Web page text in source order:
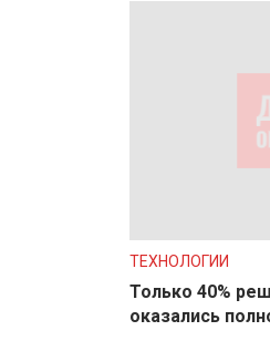
ТЕХНОЛОГИИ
Только 40%
оказались